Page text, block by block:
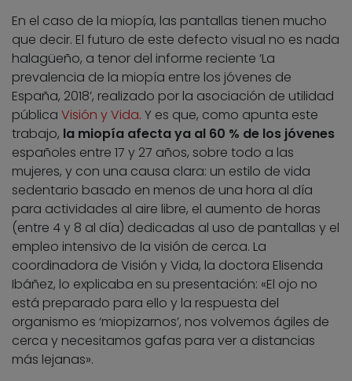
En el caso de la miopía, las pantallas tienen mucho
que decir. El futuro de este defecto visual no es nada
halagüeño, a tenor del informe reciente ‘La
prevalencia de la miopía entre los jóvenes de
España, 2018’, realizado por la asociación de utilidad
pública Visión y Vida. Y es que, como apunta este
trabajo, la miopía afecta ya al 60 % de los jóvenes
españoles entre 17 y 27 años, sobre todo a las
mujeres, y con una causa clara: un estilo de vida
sedentario basado en menos de una hora al día
para actividades al aire libre, el aumento de horas
(entre 4 y 8 al día) dedicadas al uso de pantallas y el
empleo intensivo de la visión de cerca. La
coordinadora de Visión y Vida, la doctora Elisenda
Ibáñez, lo explicaba en su presentación: «El ojo no
está preparado para ello y la respuesta del
organismo es ‘miopizarnos’, nos volvemos ágiles de
cerca y necesitamos gafas para ver a distancias
más lejanas».